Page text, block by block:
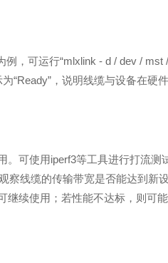
例，可运行“mlxlink - d / dev / mst /
“Ready”，说明线缆与设备在硬
可使用iperf3等工具进行打流测
察线缆的传输带宽是否能达到新
继续使用；若性能不达标，则可